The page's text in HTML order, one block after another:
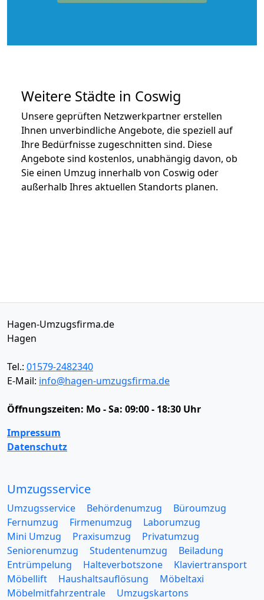
Weitere Städte in Coswig
Unsere geprüften Netzwerkpartner erstellen
Ihnen unverbindliche Angebote, die speziell auf
Ihre Bedürfnisse zugeschnitten sind. Diese
Angebote sind kostenlos, unabhängig davon, ob
Sie einen Umzug innerhalb von Coswig oder
außerhalb Ihres aktuellen Standorts planen.
Hagen-Umzugsfirma.de
Hagen
Tel.: 01579-2482340
E-Mail: info@hagen-umzugsfirma.de
Öffnungszeiten: Mo - Sa: 09:00 - 18:30 Uhr
Impressum
Datenschutz
Umzugsservice
Umzugsservice Behördenumzug
Büroumzug
Fernumzug
Firmenumzug
Laborumzug
Mini Umzug
Praxisumzug
Privatumzug
Seniorenumzug
Studentenumzug
Beiladung
Entrümpelung
Halteverbotszone
Klaviertransport
Möbellift
Haushaltsauflösung
Möbeltaxi
Möbelmitfahrzentrale
Umzugskartons